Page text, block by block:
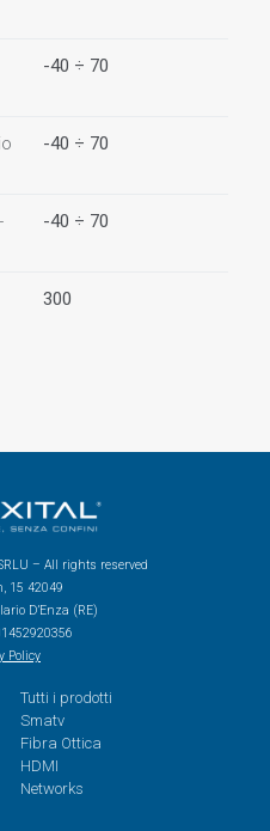
-40 ÷ 70
-40 ÷ 70
-40 ÷ 70
300
– All rights reserved
15 42049
D’Enza (RE)
Policy
Tutti i prodotti
Smatv
Fibra Ottica
HDMI
Networks